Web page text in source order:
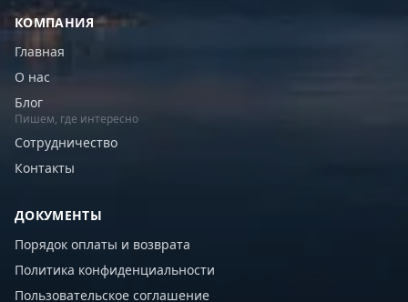
КОМПАНИЯ
Главная
О нас
Блог
Пишем, где интересно
Сотрудничество
Контакты
ДОКУМЕНТЫ
Порядок оплаты и возврата
Политика конфиденциальности
Пользовательское соглашение